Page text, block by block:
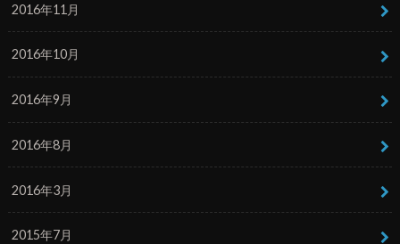
2016年11月
2016年10月
2016年9月
2016年8月
2016年3月
2015年7月